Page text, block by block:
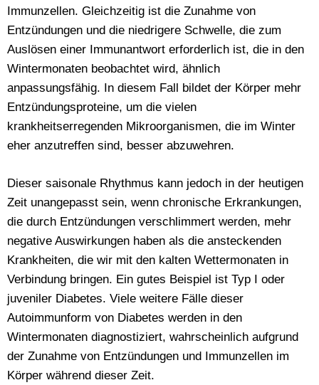
Immunzellen. Gleichzeitig ist die Zunahme von
Entzündungen und die niedrigere Schwelle, die zum
Auslösen einer Immunantwort erforderlich ist, die in den
Wintermonaten beobachtet wird, ähnlich
anpassungsfähig. In diesem Fall bildet der Körper mehr
Entzündungsproteine, um die vielen
krankheitserregenden Mikroorganismen, die im Winter
eher anzutreffen sind, besser abzuwehren.
Dieser saisonale Rhythmus kann jedoch in der heutigen
Zeit unangepasst sein, wenn chronische Erkrankungen,
die durch Entzündungen verschlimmert werden, mehr
negative Auswirkungen haben als die ansteckenden
Krankheiten, die wir mit den kalten Wettermonaten in
Verbindung bringen. Ein gutes Beispiel ist Typ I oder
juveniler Diabetes. Viele weitere Fälle dieser
Autoimmunform von Diabetes werden in den
Wintermonaten diagnostiziert, wahrscheinlich aufgrund
der Zunahme von Entzündungen und Immunzellen im
Körper während dieser Zeit.